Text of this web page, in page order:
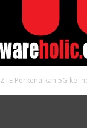
ZTE Perkenalkan 5G ke